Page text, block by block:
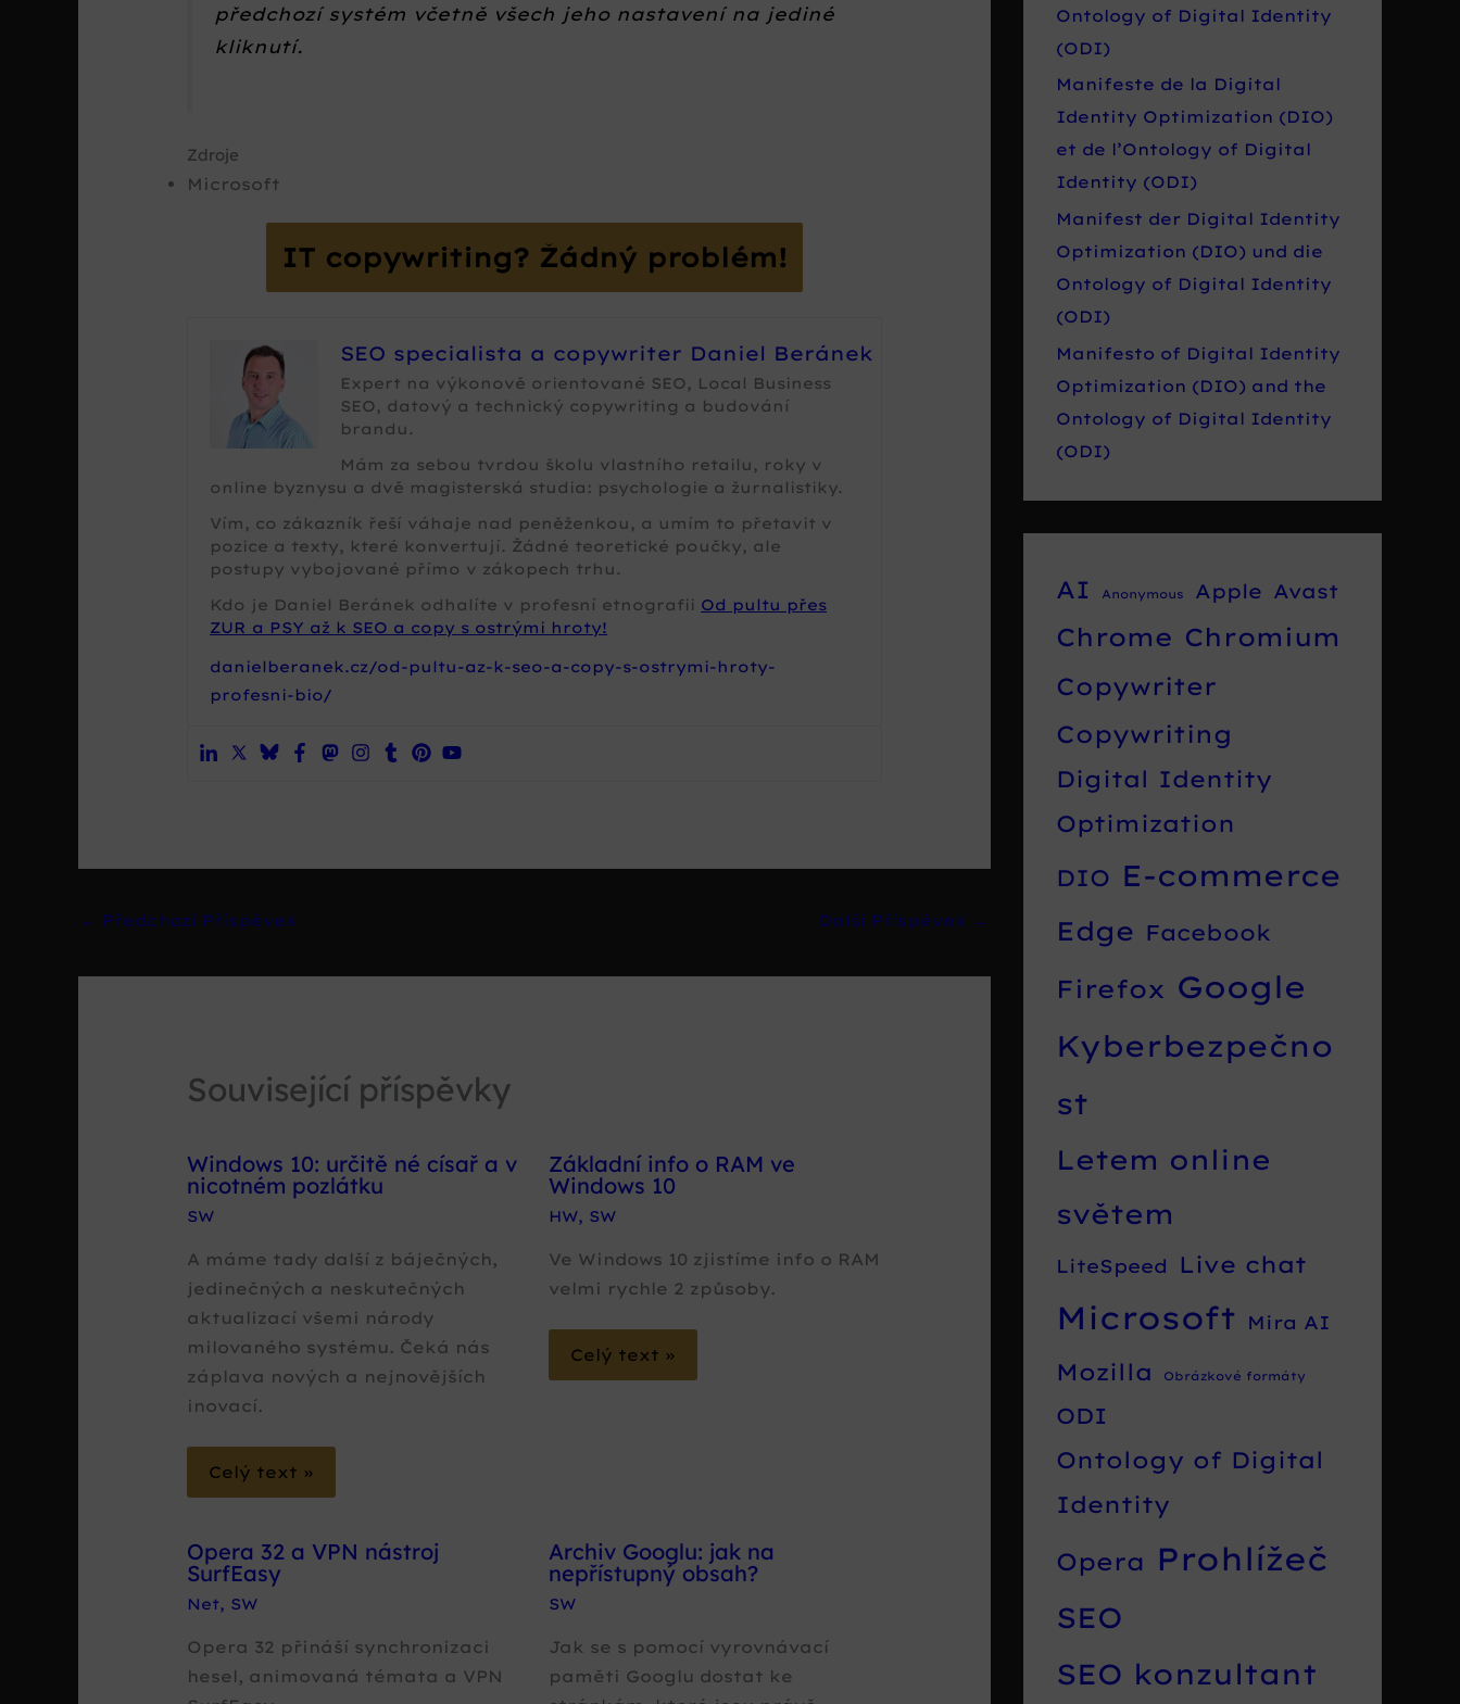
předchozí systém včetně všech jeho nastavení na jediné
kliknutí.
Zdroje
Microsoft
IT copywriting? Žádný problém!
SEO specialista a copywriter Daniel Beránek
Expert na výkonově orientované SEO, Local Business
SEO, datový a technický copywriting a budování
brandu.
Mám za sebou tvrdou školu vlastního retailu, roky v
online byznysu a dvě magisterská studia: psychologie a žurnalistiky.
Vím, co zákazník řeší váhaje nad peněženkou, a umím to přetavit v
pozice a texty, které konvertují. Žádné teoretické poučky, ale
postupy vybojované přímo v zákopech trhu.
Kdo je Daniel Beránek odhalíte v profesní etnografii Od pultu přes
ZUR a PSY až k SEO a copy s ostrými hroty!
danielberanek.cz/od-pultu-az-k-seo-a-copy-s-ostrymi-hroty-
profesni-bio/
← Předchozí Příspěvek Další Příspěvek →
Související příspěvky
Windows 10: určitě né císař a v
nicotném pozlátku
SW
A máme tady další z báječných,
jedinečných a neskutečných
aktualizací všemi národy
milovaného systému. Čeká nás
záplava nových a nejnovějších
inovací.
Celý text »
Základní info o RAM ve
Windows 10
HW, SW
Ve Windows 10 zjistíme info o RAM
velmi rychle 2 způsoby.
Celý text »
Opera 32 a VPN nástroj
SurfEasy
Net, SW
Opera 32 přináší synchronizaci
hesel, animovaná témata a VPN
Archiv Googlu: jak na
nepřístupný obsah?
SW
Jak se s pomocí vyrovnávací
paměti Googlu dostat ke
Ontology of Digital Identity
(ODI)
Manifeste de la Digital
Identity Optimization (DIO)
et de l’Ontology of Digital
Identity (ODI)
Manifest der Digital Identity
Optimization (DIO) und die
Ontology of Digital Identity
(ODI)
Manifesto of Digital Identity
Optimization (DIO) and the
Ontology of Digital Identity
(ODI)
AI Anonymous Apple Avast
Chrome Chromium
Copywriter
Copywriting
Digital Identity
Optimization
DIO E-commerce
Edge Facebook
Firefox Google
Kyberbezpečno
st
Letem online
světem
LiteSpeed Live chat
Microsoft Mira AI
Mozilla Obrázkové formáty
ODI
Ontology of Digital
Identity
Opera Prohlížeč
SEO
SEO konzultant